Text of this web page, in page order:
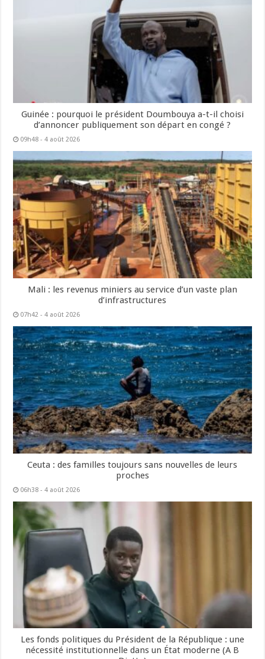
Guinée : pourquoi le président Doumbouya a-t-il choisi
d’annoncer publiquement son départ en congé ?
09h48 - 4 août 2026
Mali : les revenus miniers au service d’un vaste plan
d’infrastructures
07h42 - 4 août 2026
Ceuta : des familles toujours sans nouvelles de leurs
proches
06h38 - 4 août 2026
Les fonds politiques du Président de la République : une
nécessité institutionnelle dans un État moderne (A B